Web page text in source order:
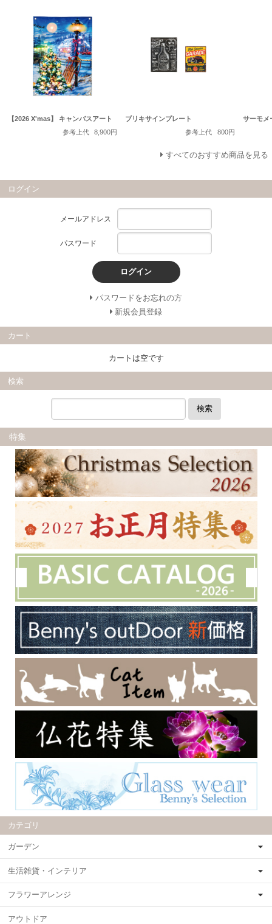
【2026 X'mas】 キャンバスアート
参考上代
8,900円
ブリキサインプレート
参考上代
800円
サーモメ
すべてのおすすめ商品を見る
ログイン
メールアドレス
パスワード
ログイン
パスワードをお忘れの方
新規会員登録
カート
カートは空です
検索
検索
特集
カテゴリ
ガーデン
生活雑貨・インテリア
フラワーアレンジ
アウトドア